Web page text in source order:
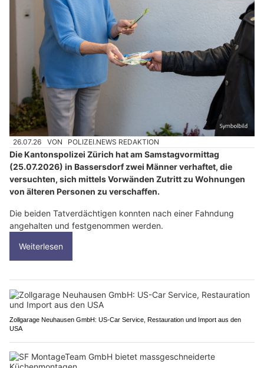
26.07.26 VON POLIZEI.NEWS REDAKTION
Die Kantonspolizei Zürich hat am Samstagvormittag
(25.07.2026) in Bassersdorf zwei Männer verhaftet, die
versuchten, sich mittels Vorwänden Zutritt zu Wohnungen
von älteren Personen zu verschaffen.
Die beiden Tatverdächtigen konnten nach einer Fahndung
angehalten und festgenommen werden.
Weiterlesen
Zollgarage Neuhausen GmbH: US-Car Service, Restauration und Import aus den
USA